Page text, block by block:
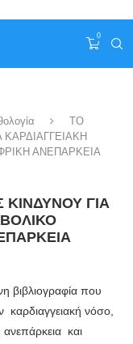
0
TO
ΑΝΕΠΑΡΚΕΙΑ
ΓΙΑ
βιβλιογραφία που
καρδιαγγειακή νόσο,
και